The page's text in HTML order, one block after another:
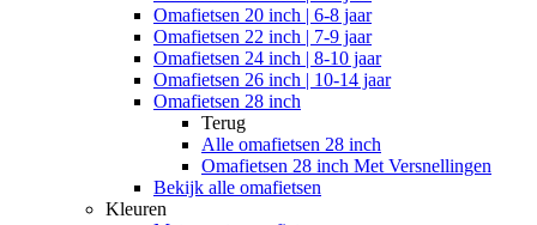
Omafietsen 20 inch | 6-8 jaar
Omafietsen 22 inch | 7-9 jaar
Omafietsen 24 inch | 8-10 jaar
Omafietsen 26 inch | 10-14 jaar
Omafietsen 28 inch
Terug
Alle omafietsen 28 inch
Omafietsen 28 inch Met Versnellingen
Bekijk alle omafietsen
Kleuren